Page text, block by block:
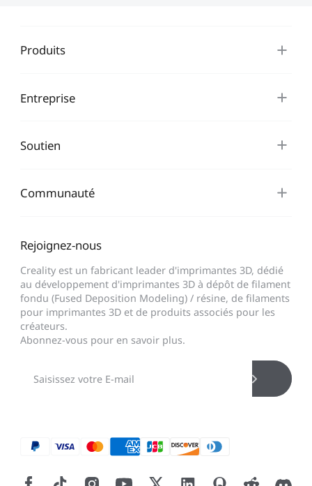
Produits
Entreprise
Soutien
Communauté
Rejoignez-nous
Creality est un fabricant leader d'imprimantes 3D, dédié
au développement d'imprimantes 3D à dépôt de filament
fondu (Fused Deposition Modeling) / résine, de filaments
pour imprimantes 3D et de produits associés pour les
créateurs.
Abonnez-vous pour en savoir plus.